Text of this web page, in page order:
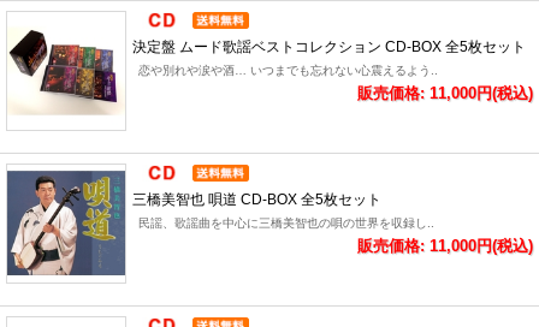
決定盤 ムード歌謡ベストコレクション CD-BOX 全5枚セット
恋や別れや涙や酒… いつまでも忘れない心震えるよう..
販売価格: 11,000円(税込)
三橋美智也 唄道 CD-BOX 全5枚セット
民謡、歌謡曲を中心に三橋美智也の唄の世界を収録し..
販売価格: 11,000円(税込)